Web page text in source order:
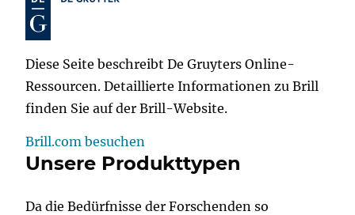
Diese Seite beschreibt De Gruyters Online-
Ressourcen. Detaillierte Informationen zu Brill
finden Sie auf der Brill-Website.
Brill.com besuchen
Unsere Produkttypen
Da die Bedürfnisse der Forschenden so